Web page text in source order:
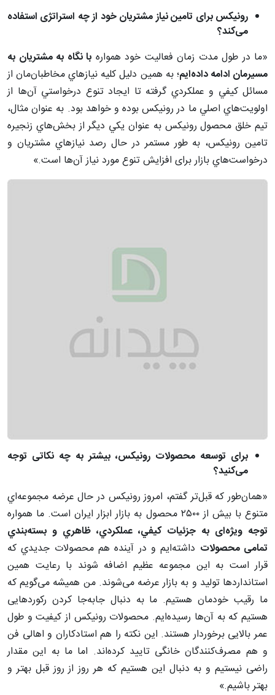
رونیکس برای تامین نیاز مشتریان خود از چه استراتژی استفاده
می‌کند؟
«ما در طول مدت زمان فعالیت خود همواره با نگاه به مشتریان‌ به
مسيرمان ادامه داده‌ایم؛ به همین دلیل كليه نيازهاي مخاطبان‌مان از
مسائل كيفي و عملكردي گرفته تا ايجاد تنوع درخواستي آن‌ها از
اولويت‌هاي اصلي ما در رونيكس بوده و خواهد بود. به عنوان مثال،
تيم خلق محصول رونيكس به عنوان يكي ديگر از بخش‌هاي زنجيره
تامين رونيكس، به طور مستمر در حال رصد نيازهاي مشتريان و
درخواست‌هاي بازار برای افزايش تنوع مورد نياز آن‌ها است.»
برای توسعه محصولات رونیکس، بیشتر به چه نکاتی توجه
می‌کنید؟
«همان‌طور که قبل‌تر گفتم، امروز رونيكس در حال عرضه مجموعه‌اي
متنوع با بیش از ٢٥٠٠ محصول به بازار ابزار ايران است. ما همواره
توجه ويژه‌ای به جزئيات كيفي، عملكردي، ظاهري و بسته‌بندي
تمامی محصولات داشته‌ايم و در آينده هم محصولات جديدي كه
قرار است به اين مجموعه عظيم اضافه شوند با رعايت همين
استانداردها توليد و به بازار عرضه می‌شوند. من همیشه می‌گویم که
ما رقیب خودمان هستیم. ما به دنبال جابه‌جا کردن رکوردهایی
هستیم که به آن‌ها رسیده‌ایم. محصولات رونیکس از کیفیت و طول
عمر بالایی برخوردار هستند. این نکته را هم استادکاران و اهالی فن
و هم مصرف‌کنندگان خانگی تایید کرده‌اند. اما ما به این مقدار
راضی نیستیم و به دنبال این هستیم که هر روز از روز قبل بهتر و
بهتر باشیم.»